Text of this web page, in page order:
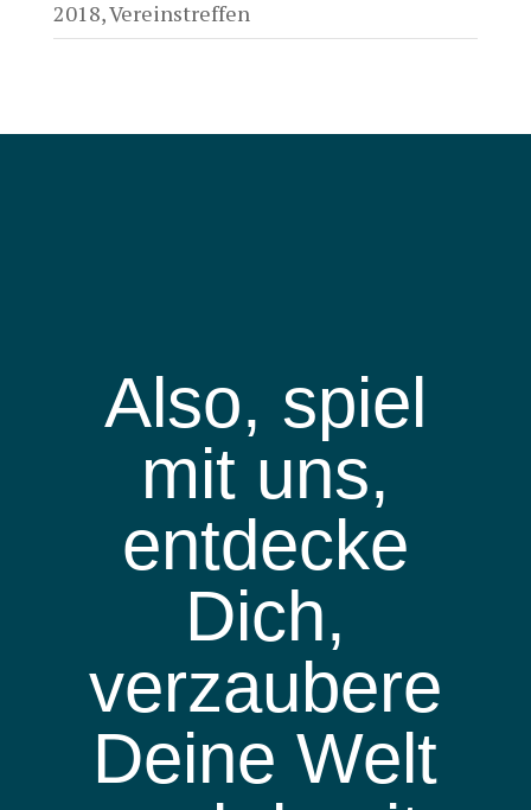
2018,Vereinstreffen
Also, spiel
mit uns,
entdecke
Dich,
verzaubere
Deine Welt